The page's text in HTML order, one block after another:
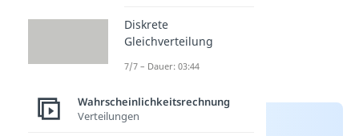
Diskrete
Gleichverteilung
7/7 – Dauer: 03:44
Wahrscheinlichkeitsrechnung
Verteilungen